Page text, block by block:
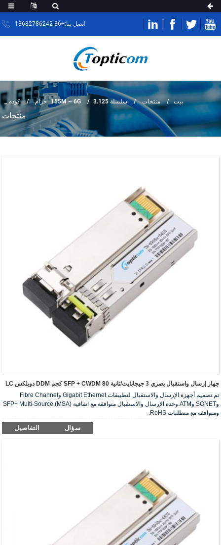
اتصل بنا:+86-13682786242
بيت منتجات سلسلة 155M ~ 6G 3.125 جرام كودم _
منتجات
جهاز إرسال واستقبال بصري 3 جيجابايت/ثانية SFP + CWDM 80 كجم DDM دوبلكس LC
تم تصميم أجهزة الإرسال والاستقبال لتطبيقات Gigabit Ethernet وFibre Channel
وSONET وATM.وحدة الإرسال والاستقبال متوافقة مع اتفاقية SFP+ Multi-Source (MSA)
ومتوافقة مع متطلبات RoHS.
سؤال التفاصيل